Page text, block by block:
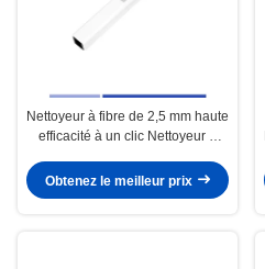
Nettoyeur à fibre de 2,5 mm haute
efficacité à un clic Nettoyeur à
Obtenez le meilleur prix